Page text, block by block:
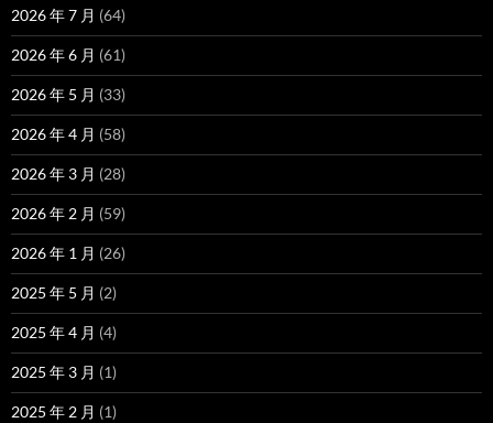
2026 年 7 月 (64)
2026 年 6 月 (61)
2026 年 5 月 (33)
2026 年 4 月 (58)
2026 年 3 月 (28)
2026 年 2 月 (59)
2026 年 1 月 (26)
2025 年 5 月 (2)
2025 年 4 月 (4)
2025 年 3 月 (1)
2025 年 2 月 (1)